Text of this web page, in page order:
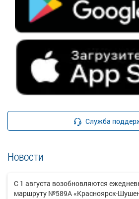
Служба
Новости
С 1 августа возобновляются
маршруту №589А «Красноярск-